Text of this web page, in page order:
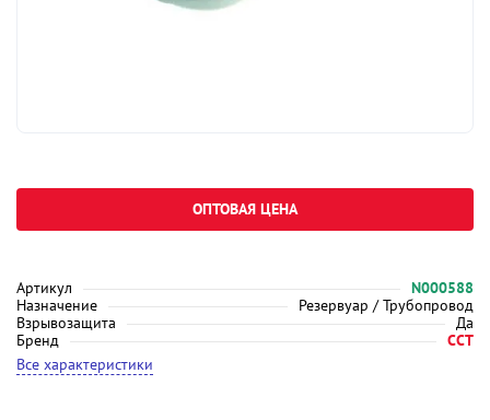
Артикул
N000588
Назначение
Резервуар / Трубопровод
Взрывозащита
Да
Бренд
ССТ
Все характеристики
ОПТОВАЯ ЦЕНА